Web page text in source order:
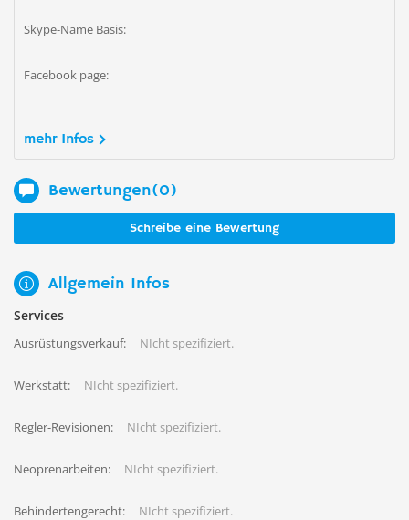
Skype-Name Basis:
Facebook page:
mehr Infos
Bewertungen(0)
Schreibe eine Bewertung
Allgemein Infos
Services
Ausrüstungsverkauf: NIcht spezifiziert.
Werkstatt: NIcht spezifiziert.
Regler-Revisionen: NIcht spezifiziert.
Neoprenarbeiten: NIcht spezifiziert.
Behindertengerecht: NIcht spezifiziert.